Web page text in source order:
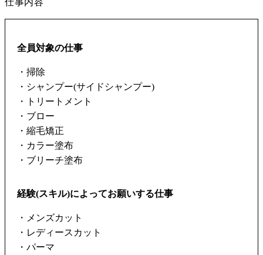
全員対象の仕事
・掃除
・シャンプー(サイドシャンプー)
・トリートメント
・ブロー
・縮毛矯正
・カラー塗布
・ブリーチ塗布
経験(スキル)によってお願いする仕事
・メンズカット
・レディースカット
・パーマ